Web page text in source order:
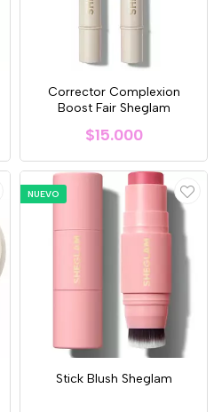
Corrector Complexion
Boost Fair Sheglam
$15.000
NUEVO
Stick Blush Sheglam